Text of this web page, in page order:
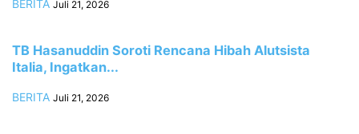
BERITA Juli 21, 2026
TB Hasanuddin Soroti Rencana Hibah Alutsista
Italia, Ingatkan...
BERITA Juli 21, 2026